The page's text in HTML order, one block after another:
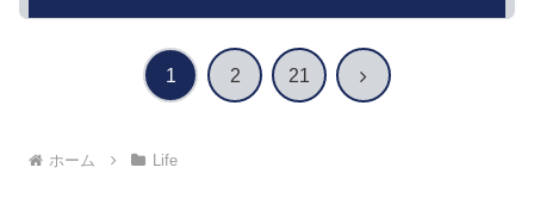
1 2 21 次
ホーム Life